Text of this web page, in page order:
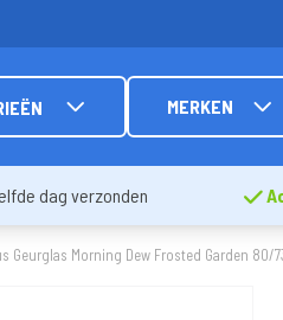
MERKEN
dag verzonden
Geurglas Morning Dew Frosted Garden 80/